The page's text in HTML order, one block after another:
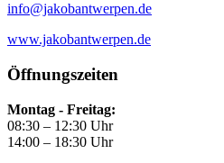
info@jakobantwerpen.de
www.jakobantwerpen.de
Öffnungszeiten
Montag - Freitag:
08:30 – 12:30 Uhr
14:00 – 18:30 Uhr